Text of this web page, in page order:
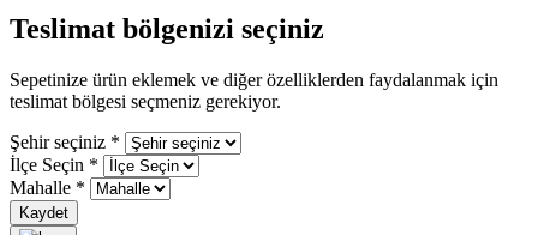
Teslimat bölgenizi seçiniz
Sepetinize ürün eklemek ve diğer özelliklerden faydalanmak için
teslimat bölgesi seçmeniz gerekiyor.
Şehir seçiniz *
İlçe Seçin *
Mahalle *
Kaydet